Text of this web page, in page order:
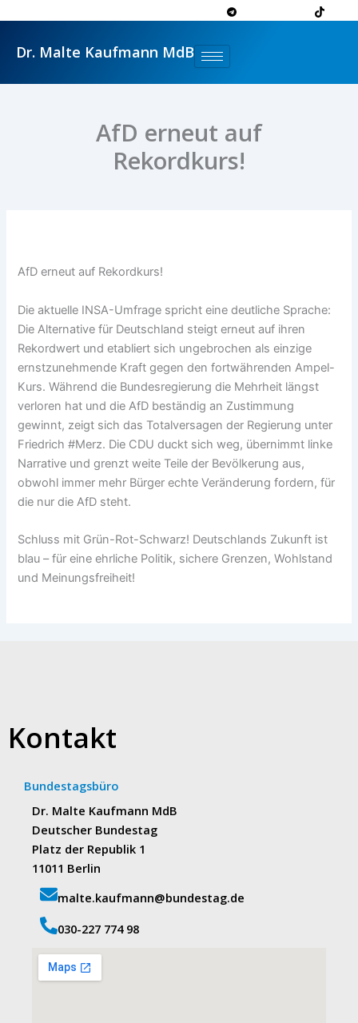
springen
Dr. Malte Kaufmann MdB
AfD erneut auf
Rekordkurs!
AfD erneut auf Rekordkurs!
Die aktuelle INSA-Umfrage spricht eine deutliche Sprache:
Die Alternative für Deutschland steigt erneut auf ihren
Rekordwert und etabliert sich ungebrochen als einzige
ernstzunehmende Kraft gegen den fortwährenden Ampel-
Kurs. Während die Bundesregierung die Mehrheit längst
verloren hat und die AfD beständig an Zustimmung
gewinnt, zeigt sich das Totalversagen der Regierung unter
Friedrich #Merz. Die CDU duckt sich weg, übernimmt linke
Narrative und grenzt weite Teile der Bevölkerung aus,
obwohl immer mehr Bürger echte Veränderung fordern, für
die nur die AfD steht.
Schluss mit Grün-Rot-Schwarz! Deutschlands Zukunft ist
blau – für eine ehrliche Politik, sichere Grenzen, Wohlstand
und Meinungsfreiheit!
Kontakt
Bundestagsbüro
Dr. Malte Kaufmann MdB
Deutscher Bundestag
Platz der Republik 1
11011 Berlin
malte.kaufmann@bundestag.de
‭030-227 774 98‬